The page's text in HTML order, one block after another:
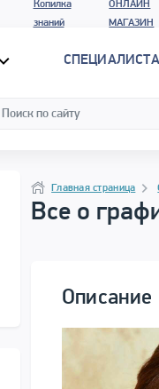
Копилка
знаний
ОНЛАЙН
МАГАЗИН
НавигацияГлавная страница
Все о
Описание